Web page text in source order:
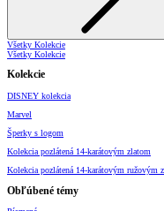
Všetky Kolekcie
Všetky Kolekcie
Kolekcie
DISNEY kolekcia
Marvel
Šperky s logom
Kolekcia pozlátená 14-karátovým zlatom
Kolekcia pozlátená 14-karátovým ružovým
Obľúbené témy